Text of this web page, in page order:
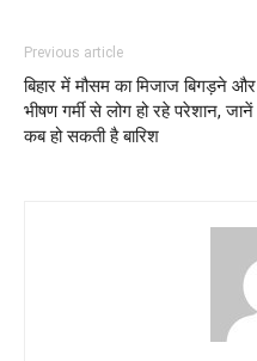
Previous article
बिहार में मौसम का मिजाज बिगड़ने और
भीषण गर्मी से लोग हो रहे परेशान, जानें
कब हो सकती है बारिश